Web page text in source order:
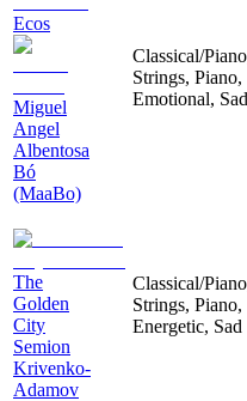
Ecos
Miguel
Angel
Albentosa
Bó
(MaaBo)
Classical/
Strings, Piano,
Emotional, Sad
The
Golden
City
Semion
Krivenko-
Adamov
Classical/
Strings, Piano,
Energetic, Sad